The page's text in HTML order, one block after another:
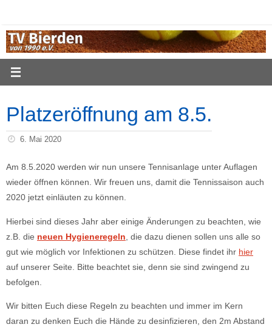
springen
Platzeröffnung am 8.5.
6. Mai 2020
Am 8.5.2020 werden wir nun unsere Tennisanlage unter Auflagen
wieder öffnen können. Wir freuen uns, damit die Tennissaison auch
2020 jetzt einläuten zu können.
Hierbei sind dieses Jahr aber einige Änderungen zu beachten, wie
z.B. die neuen Hygieneregeln , die dazu dienen sollen uns alle so
gut wie möglich vor Infektionen zu schützen. Diese findet ihr hier
auf unserer Seite. Bitte beachtet sie, denn sie sind zwingend zu
befolgen.
Wir bitten Euch diese Regeln zu beachten und immer im Kern
daran zu denken Euch die Hände zu desinfizieren, den 2m Abstand